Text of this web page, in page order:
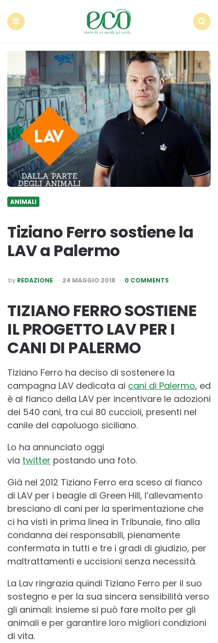
ANIMALI
Tiziano Ferro sostiene la
LAV a Palermo
POSTED
BY
by REDAZIONE 24 MAGGIO 2018 0 COMMENTS
TIZIANO FERRO SOSTIENE
IL PROGETTO LAV PER I
CANI DI PALERMO
Tiziano Ferro ha deciso di sostenere la
campagna LAV dedicata ai cani di Palermo, ed
è al fianco della LAV per incentivare le adozioni
dei 540 cani, tra cui 80 cuccioli, presenti nel
canile del capoluogo siciliano.
Lo ha annunciato oggi
via twitter postando una foto.
Già nel 2012 Tiziano Ferro era sceso al fianco
di LAV per i beagle di Green Hill, l’allevamento
bresciano di cani per la sperimentazione che
ci ha visti in prima linea in Tribunale, fino alla
condanna dei responsabili, pienamente
confermata in tutti e tre i gradi di giudizio, per
maltrattamenti e uccisioni senza necessità.
La Lav ringrazia quindi Tiziano Ferro per il suo
sostegno e per la sua sincera sensibilità verso
gli animali: insieme si può fare molto per gli
animali e per garantire loro migliori condizioni
di vita.